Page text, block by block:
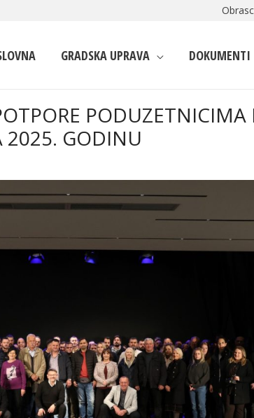
GRADSKA UPRAVA DOKUMENTI
PODUZETNICIMA
2025. GODINU